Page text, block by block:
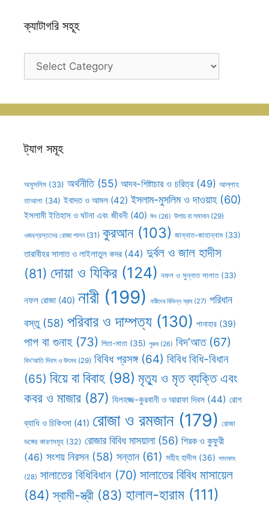
ক্যাটাগরি সহূহ
ক্যাটাগরি
ট্যাগ সমূহ
অমুসলিম (33) অর্থনীতি(55) আদব-শিষ্টাচার ও চরিত্র(49) আল্লাহ
তাআলা (34) ইবাদত ও আমল (42) ইসলাম-মুসলিম ও দাওয়াহ(60)
ইসলামী ইতিহাস ও ঘটনা এবং জীবনী (40) ঈদ (26) উপায় বা সমাধান(29)
ওজরগ্রস্তদের রোজা পালন(31) কুরআন(103) জান্নাত-জাহান্নাম (33)
তারাবীহর সালাত ও লাইলাতুল কদর (44) দুর্বল ও জাল হাদীস
(81) দোয়া ও যিকির (124) নফল ও সুন্নাত সালাত(33)
নফল রোজা (40) নারী(199) নারীদের বিভিন্ন স্রাব(27) পরিধান
বস্তু(58) পরিবার ও দাম্পত্য (130) পানাহার (39)
পাপ বা গুনাহ(73) পিতা-মাতা (35) পুরুষ (26) বিদ’আত(67)
বিদ’আতি দিবস ও উৎসব (29) বিবিধ প্রসঙ্গ(64) বিবিধ বিধি-বিধান
(65) বিয়ে বা বিবাহ (98) মৃত্যু ও মৃত ব্যক্তি এবং
কবর ও মাজার (87) যিলহজ্জ-কুরবানী ও আরাফা দিবস (44) রোগ
ব্যাধি ও চিকিৎসা (41) রোজা ও রমজান(179) রোজা
ভঙ্গের কারণসমূহ (32) রোজার বিবিধ মাসয়ালা(56) শিরক ও কুফুরী
(46) সংশয় নিরসন (58) সন্তান (61) সহীহ হাদীস (36) সাদাকাহ
(28) সালাতের বিধিবিধান (70) সালাতের বিবিধ মাসায়েল
(84) স্বামী-স্ত্রী (83) হালাল-হারাম (111)